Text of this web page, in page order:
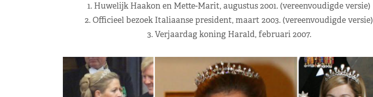
1. Huwelijk Haakon en Mette-Marit, augustus 2001. (vereenvoudigde versie)
2. Officieel bezoek Italiaanse president, maart 2003. (vereenvoudigde versie)
3. Verjaardag koning Harald, februari 2007.